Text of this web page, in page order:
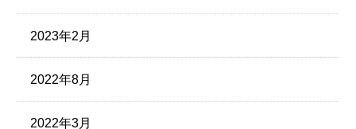
2023年2月
2022年8月
2022年3月